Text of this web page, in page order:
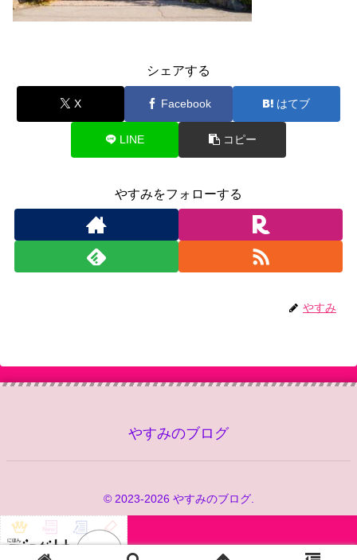
シェアする
X Facebook はてブ
LINE コピー
やすみをフォローする
やすみ
やすみのブログ
© 2023-2026 やすみのブログ.